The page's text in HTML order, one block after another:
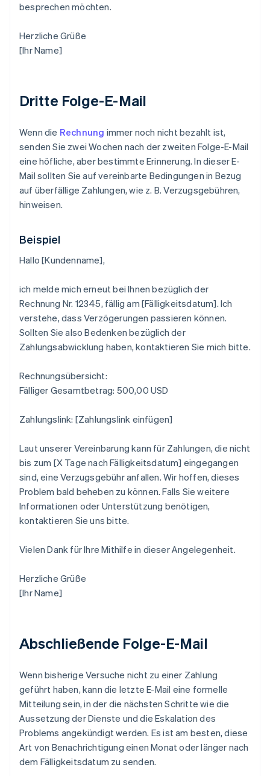
besprechen möchten.
Herzliche Grüße
[Ihr Name]
Dritte Folge-E-Mail
Wenn die Rechnung immer noch nicht bezahlt ist,
senden Sie zwei Wochen nach der zweiten Folge-E-Mail
eine höfliche, aber bestimmte Erinnerung. In dieser E-
Mail sollten Sie auf vereinbarte Bedingungen in Bezug
auf überfällige Zahlungen, wie z. B. Verzugsgebühren,
hinweisen.
Beispiel
Hallo [Kundenname],
ich melde mich erneut bei Ihnen bezüglich der
Rechnung Nr. 12345, fällig am [Fälligkeitsdatum]. Ich
verstehe, dass Verzögerungen passieren können.
Sollten Sie also Bedenken bezüglich der
Zahlungsabwicklung haben, kontaktieren Sie mich bitte.
Rechnungsübersicht:
Fälliger Gesamtbetrag: 500,00 USD
Zahlungslink: [Zahlungslink einfügen]
Laut unserer Vereinbarung kann für Zahlungen, die nicht
bis zum [X Tage nach Fälligkeitsdatum] eingegangen
sind, eine Verzugsgebühr anfallen. Wir hoffen, dieses
Problem bald beheben zu können. Falls Sie weitere
Informationen oder Unterstützung benötigen,
kontaktieren Sie uns bitte.
Vielen Dank für Ihre Mithilfe in dieser Angelegenheit.
Herzliche Grüße
[Ihr Name]
Abschließende Folge-E-Mail
Wenn bisherige Versuche nicht zu einer Zahlung
geführt haben, kann die letzte E-Mail eine formelle
Mitteilung sein, in der die nächsten Schritte wie die
Aussetzung der Dienste und die Eskalation des
Problems angekündigt werden. Es ist am besten, diese
Art von Benachrichtigung einen Monat oder länger nach
dem Fälligkeitsdatum zu senden.